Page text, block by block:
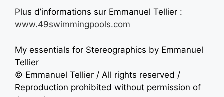
Plus d’informations sur Emmanuel Tellier :
www.49swimmingpools.com
My essentials for Stereographics by Emmanuel
Tellier
© Emmanuel Tellier / All rights reserved /
Reproduction prohibited without permission of